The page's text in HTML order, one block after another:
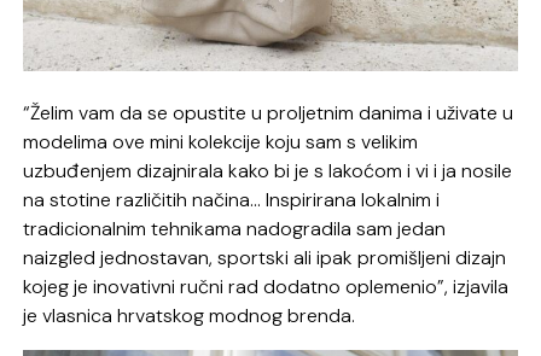
“Želim vam da se opustite u proljetnim danima i uživate u
modelima ove mini kolekcije koju sam s velikim
uzbuđenjem dizajnirala kako bi je s lakoćom i vi i ja nosile
na stotine različitih načina… Inspirirana lokalnim i
tradicionalnim tehnikama nadogradila sam jedan
naizgled jednostavan, sportski ali ipak promišljeni dizajn
kojeg je inovativni ručni rad dodatno oplemenio”, izjavila
je vlasnica hrvatskog modnog brenda.